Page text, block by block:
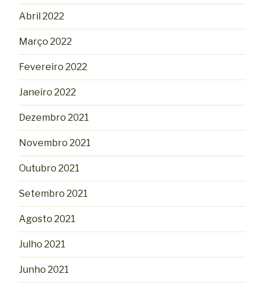
Abril 2022
Março 2022
Fevereiro 2022
Janeiro 2022
Dezembro 2021
Novembro 2021
Outubro 2021
Setembro 2021
Agosto 2021
Julho 2021
Junho 2021